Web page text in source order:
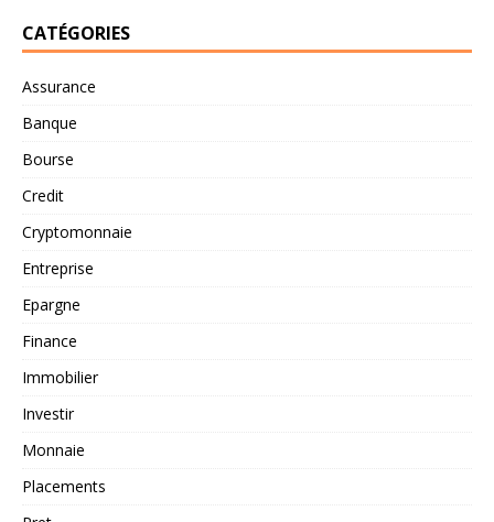
CATÉGORIES
Assurance
Banque
Bourse
Credit
Cryptomonnaie
Entreprise
Epargne
Finance
Immobilier
Investir
Monnaie
Placements